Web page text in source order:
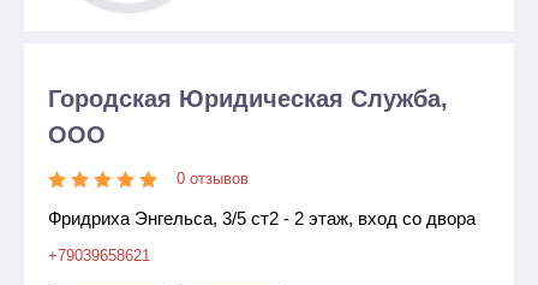
Городская Юридическая Служба,
ООО
0 отзывов
Фридриха Энгельса, 3/5 ст2 - 2 этаж, вход со двора
+79039658621